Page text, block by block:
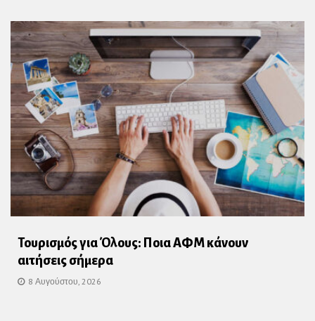
Τουρισμός για Όλους: Ποια ΑΦΜ κάνουν
αιτήσεις σήμερα
8 Αυγούστου, 2026